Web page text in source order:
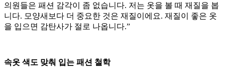
의원들은 패션 감각이 좀 없습니다. 저는 옷을 볼 때 재질을 봅
니다. 모양새보다 더 중요한 것은 재질이에요. 재질이 좋은 옷
을 입으면 감탄사가 절로 나옵니다.”
속옷 색도 맞춰 입는 패션 철학